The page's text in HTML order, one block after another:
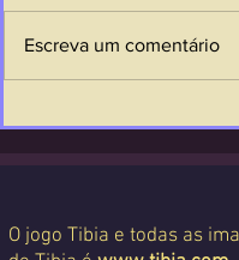
Escreva um comentário
O jogo Tibia e todas as